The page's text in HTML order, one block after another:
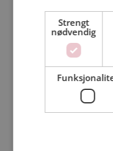
Bli
Jeg er en:
Min alder:
Strengt
nødvendig